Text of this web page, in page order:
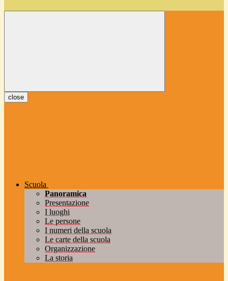
close
Scuola
Panoramica
Presentazione
I luoghi
Le persone
I numeri della scuola
Le carte della scuola
Organizzazione
La storia